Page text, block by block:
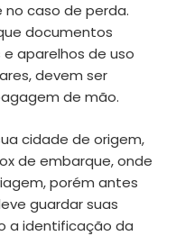
caso de perda.
documentos
aparelhos de uso
devem ser
de mão.
cidade de origem,
de embarque, onde
porém antes
guardar suas
a identificação da